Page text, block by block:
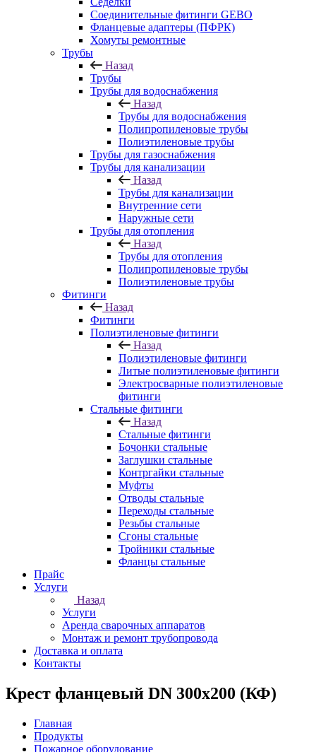
Соединительные фитинги GEBO
Фланцевые адаптеры (ПФРК)
Хомуты ремонтные
Трубы
Назад
Трубы
Трубы для водоснабжения
Назад
Трубы для водоснабжения
Полипропиленовые трубы
Полиэтиленовые трубы
Трубы для газоснабжения
Трубы для канализации
Назад
Трубы для канализации
Внутренние сети
Наружные сети
Трубы для отопления
Назад
Трубы для отопления
Полипропиленовые трубы
Полиэтиленовые трубы
Фитинги
Назад
Фитинги
Полиэтиленовые фитинги
Назад
Полиэтиленовые фитинги
Литые полиэтиленовые фитинги
Электросварные полиэтиленовые
фитинги
Стальные фитинги
Назад
Стальные фитинги
Бочонки стальные
Заглушки стальные
Контргайки стальные
Муфты
Отводы стальные
Переходы стальные
Резьбы стальные
Сгоны стальные
Тройники стальные
Фланцы стальные
Прайс
Услуги
Назад
Услуги
Аренда сварочных аппаратов
Монтаж и ремонт трубопровода
Доставка и оплата
Контакты
Крест фланцевый DN 300х200 (КФ)
Главная
Продукты
Пожарное оборудование